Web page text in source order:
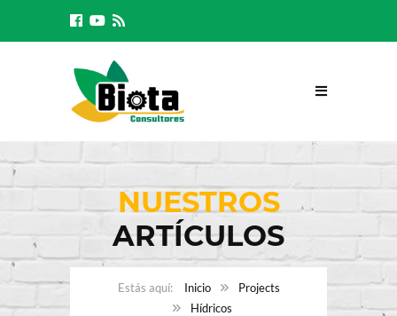
NUESTROS
ARTÍCULOS
Inicio
Projects
Hídricos